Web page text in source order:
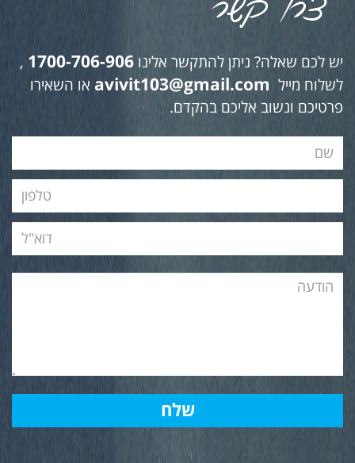
יש לכם שאלה? ניתן להתקשר אלינו 1700-706-906
,
לשלוח מייל avivit103@gmail.com או השאירו
פרטיכם ונשוב אליכם בהקדם.